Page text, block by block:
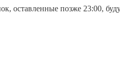
оставленные позже 23:00,